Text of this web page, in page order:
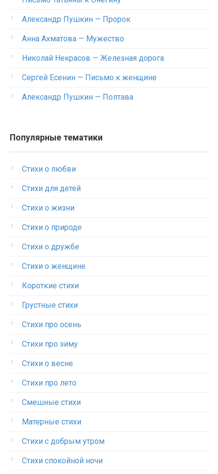
Александр Пушкин — Пророк
Анна Ахматова — Мужество
Николай Некрасов — Железная дорога
Сергей Есенин — Письмо к женщине
Александр Пушкин — Полтава
Популярные тематики
Стихи о любви
Стихи для детей
Стихи о жизни
Стихи о природе
Стихи о дружбе
Стихи о женщине
Короткие стихи
Грустные стихи
Стихи про осень
Стихи про зиму
Стихи о весне
Стихи про лето
Смешные стихи
Матерные стихи
Стихи с добрым утром
Стихи спокойной ночи